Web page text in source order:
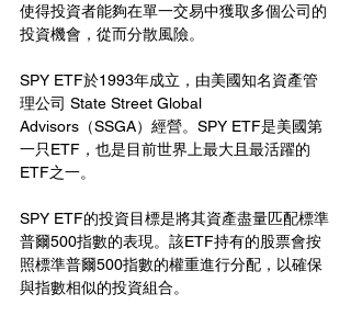
使得投資者能夠在單一交易中獲取多個公司的
投資機會，從而分散風險。
SPY ETF於1993年成立，由美國知名資產管
理公司 State Street Global
Advisors（SSGA）經營。SPY ETF是美國第
一只ETF，也是目前世界上最大且最活躍的
ETF之一。
SPY ETF的投資目標是將其資產盡量匹配標準
普爾500指數的表現。該ETF持有的股票會按
照標準普爾500指數的權重進行分配，以確保
與指數相似的投資組合。